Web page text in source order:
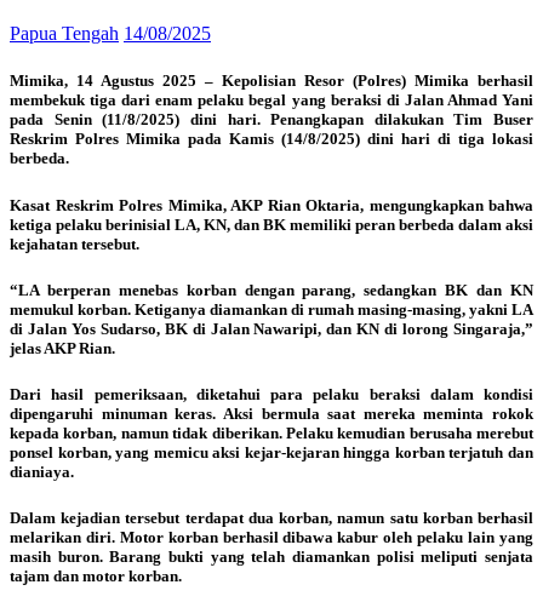
Papua Tengah 14/08/2025
Mimika, 14 Agustus 2025 – Kepolisian Resor (Polres) Mimika berhasil
membekuk tiga dari enam pelaku begal yang beraksi di Jalan Ahmad Yani
pada Senin (11/8/2025) dini hari. Penangkapan dilakukan Tim Buser
Reskrim Polres Mimika pada Kamis (14/8/2025) dini hari di tiga lokasi
berbeda.
Kasat Reskrim Polres Mimika, AKP Rian Oktaria, mengungkapkan bahwa
ketiga pelaku berinisial LA, KN, dan BK memiliki peran berbeda dalam aksi
kejahatan tersebut.
“LA berperan menebas korban dengan parang, sedangkan BK dan KN
memukul korban. Ketiganya diamankan di rumah masing-masing, yakni LA
di Jalan Yos Sudarso, BK di Jalan Nawaripi, dan KN di lorong Singaraja,”
jelas AKP Rian.
Dari hasil pemeriksaan, diketahui para pelaku beraksi dalam kondisi
dipengaruhi minuman keras. Aksi bermula saat mereka meminta rokok
kepada korban, namun tidak diberikan. Pelaku kemudian berusaha merebut
ponsel korban, yang memicu aksi kejar-kejaran hingga korban terjatuh dan
dianiaya.
Dalam kejadian tersebut terdapat dua korban, namun satu korban berhasil
melarikan diri. Motor korban berhasil dibawa kabur oleh pelaku lain yang
masih buron. Barang bukti yang telah diamankan polisi meliputi senjata
tajam dan motor korban.